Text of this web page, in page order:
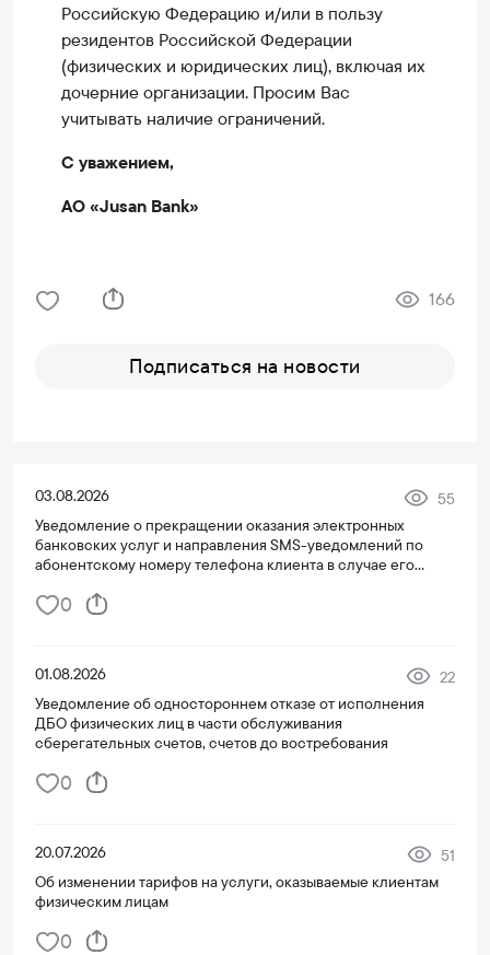
Российскую Федерацию и/или в пользу
резидентов Российской Федерации
(физических и юридических лиц), включая их
дочерние организации. Просим Вас
учитывать наличие ограничений.
С уважением,
АО «Jusan Bank»
166
Подписаться на новости
03.08.2026
55
Уведомление о прекращении оказания электронных
банковских услуг и направления SMS-уведомлений по
абонентскому номеру телефона клиента в случае его
0
01.08.2026
22
Уведомление об одностороннем отказе от исполнения
ДБО физических лиц в части обслуживания
сберегательных счетов, счетов до востребования
0
20.07.2026
51
Об изменении тарифов на услуги, оказываемые клиентам
физическим лицам
0